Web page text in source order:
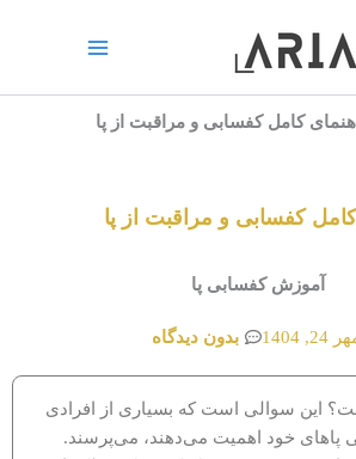
کامل کفسابی و مراقبت از پا
کفسابی و مراقبت از پا
24, 1404 بدون دیدگاه
این سوالی است که بسیاری از افرادی
پاهای خود اهمیت می‌دهند، می‌پرسند.